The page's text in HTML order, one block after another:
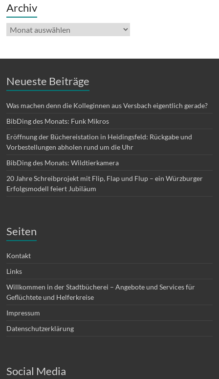
Archiv
Archiv
Neueste Beiträge
Was machen denn die Kolleginnen aus Versbach eigentlich gerade?
BibDing des Monats: Funk Mikros
Eröffnung der Büchereistation in Heidingsfeld: Rückgabe und
Vorbestellungen abholen rund um die Uhr
BibDing des Monats: Wildtierkamera
20 Jahre Schreibprojekt mit Flip, Flap und Flup – ein Würzburger
Erfolgsmodell feiert Jubiläum
Seiten
Kontakt
Links
Willkommen in der Stadtbücherei – Angebote und Services für
Geflüchtete und Helferkreise
Impressum
Datenschutzerklärung
Social Media